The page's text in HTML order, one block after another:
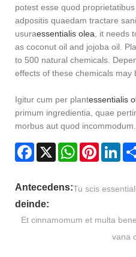
potest esse quod
adpositis quaedam tractare
usuraessentialis olea, it needs
as coconut oil and jojoba oil.
to 500 natural chemicals.
effects of these chemicals may
Igitur cum per plantessentialis
primum ingredientia, quae
morbus aut quod incommodum.
Facebook
X WhatsAppPinterest
Antecedens:Tu scis
deinde:
Et cinnamomum et multa
vana